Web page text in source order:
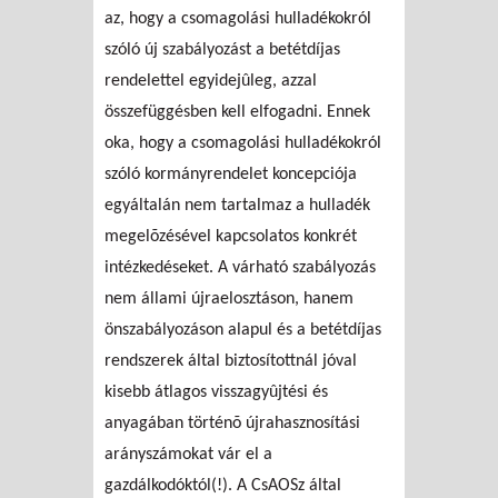
az, hogy a csomagolási hulladékokról
szóló új szabályozást a betétdíjas
rendelettel egyidejûleg, azzal
összefüggésben kell elfogadni. Ennek
oka, hogy a csomagolási hulladékokról
szóló kormányrendelet koncepciója
egyáltalán nem tartalmaz a hulladék
megelõzésével kapcsolatos konkrét
intézkedéseket. A várható szabályozás
nem állami újraelosztáson, hanem
önszabályozáson alapul és a betétdíjas
rendszerek által biztosítottnál jóval
kisebb átlagos visszagyûjtési és
anyagában történõ újrahasznosítási
arányszámokat vár el a
gazdálkodóktól(!). A CsAOSz által